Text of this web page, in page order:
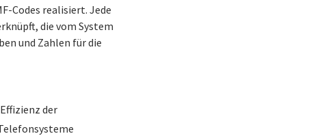
Codes realisiert. Jede
die vom System
und Zahlen für die
der